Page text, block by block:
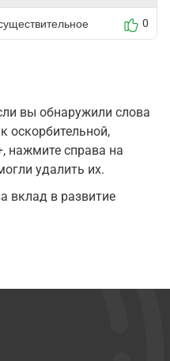
0
вы обнаружили слова
оскорбительной,
нажмите справа на
удалить их.
вклад в развитие